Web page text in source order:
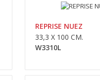
REPRISE NUEZ
33,3 X 100 CM.
W3310L